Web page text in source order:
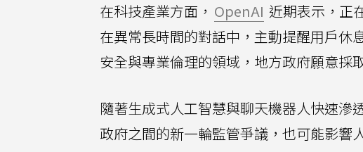
在科技產業方面， OpenAI 近期表示，正
在異常長時間的對話中，主動提醒用戶休
安全與專業倫理的領域，地方政府願意採
隨著生成式人工智慧與聊天機器人快速滲
政府之間的新一輪監管爭議，也可能影響